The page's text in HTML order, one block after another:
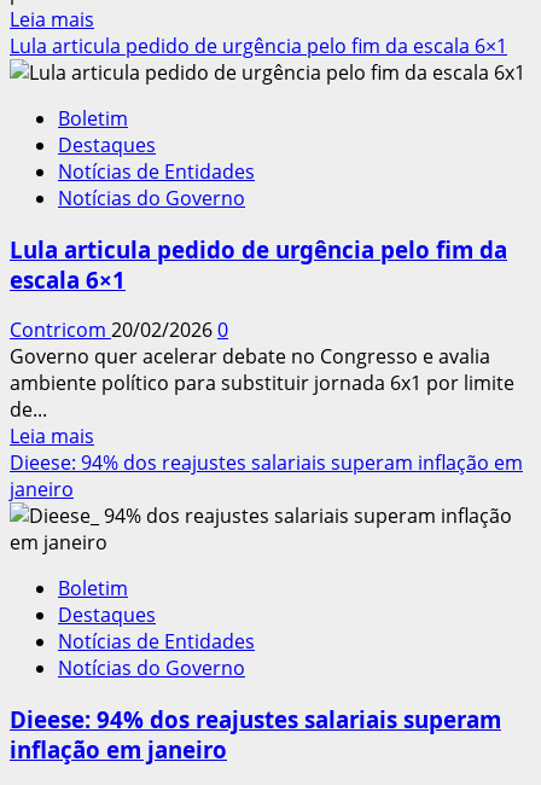
Leia mais
mais
sobre
diz
que
73%
dos
apoiam
fim
escala
6×1
Lula articula pedido de urgência pelo fim da escala 6×1
Boletim
Destaques
Notícias de Entidades
Notícias do Governo
Lula articula pedido de urgência pelo fim da
escala 6×1
Contricom 20/02/20260
Governo quer acelerar debate no Congresso e avalia
ambiente político para substituir jornada 6x1 por limite
de...
Leia mais
mais
Lula
articula
de
urgência
pelo
fim
escala
6×1
Dieese: 94% dos reajustes salariais superam inflação em
janeiro
Boletim
Destaques
Notícias de Entidades
Notícias do Governo
Dieese: 94% dos reajustes salariais superam
inflação em janeiro